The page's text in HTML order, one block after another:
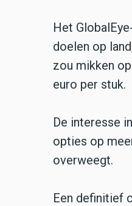
Het
doelen op
zou mikken
euro per stuk.
De interesse
opties op
overweegt.
Een definitief